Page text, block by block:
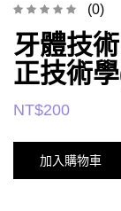
(0)
牙體技
正技術
NT$200
加入購物車